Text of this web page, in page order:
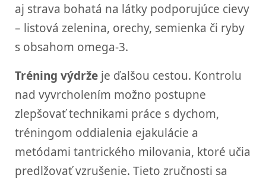
aj strava bohatá na látky podporujúce cievy
– listová zelenina, orechy, semienka či ryby
s obsahom omega-3.
Tréning výdrže je ďalšou cestou. Kontrolu
nad vyvrcholením možno postupne
zlepšovať technikami práce s dychom,
tréningom oddialenia ejakulácie a
metódami tantrického milovania, ktoré učia
predlžovať vzrušenie. Tieto zručnosti sa